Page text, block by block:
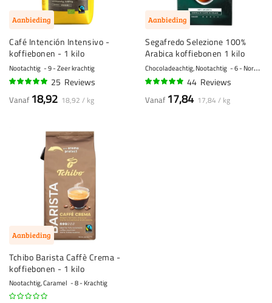
Aanbieding
Café Intención Intensivo -
koffiebonen - 1 kilo
Nootachtig 9 - Zeer krachtig
25 Reviews
Vanaf 18,92 18,92 / kg
Aanbieding
Segafredo Selezione 100%
Arabica koffiebonen 1 kilo
Chocoladeachtig, Nootachtig 6 - Normaal
44 Reviews
Vanaf 17,84 17,84 / kg
Aanbieding
Tchibo Barista Caffè Crema -
koffiebonen - 1 kilo
Nootachtig, Caramel 8 - Krachtig